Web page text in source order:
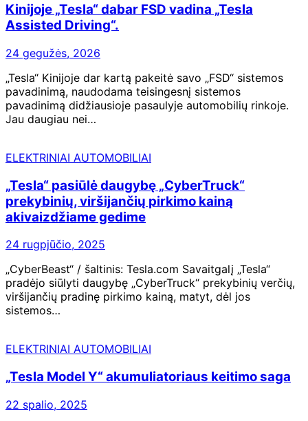
Kinijoje „Tesla“ dabar FSD vadina „Tesla
Assisted Driving“.
24 gegužės, 2026
„Tesla“ Kinijoje dar kartą pakeitė savo „FSD“ sistemos
pavadinimą, naudodama teisingesnį sistemos
pavadinimą didžiausioje pasaulyje automobilių rinkoje.
Jau daugiau nei…
ELEKTRINIAI AUTOMOBILIAI
„Tesla“ pasiūlė daugybę „CyberTruck“
prekybinių, viršijančių pirkimo kainą
akivaizdžiame gedime
24 rugpjūčio, 2025
„CyberBeast“ / šaltinis: Tesla.com Savaitgalį „Tesla“
pradėjo siūlyti daugybę „CyberTruck“ prekybinių verčių,
viršijančių pradinę pirkimo kainą, matyt, dėl jos
sistemos…
ELEKTRINIAI AUTOMOBILIAI
„Tesla Model Y“ akumuliatoriaus keitimo saga
22 spalio, 2025